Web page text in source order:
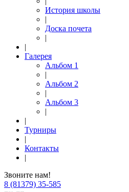
История школы
|
Доска почета
|
|
Галерея
Альбом 1
|
Альбом 2
|
Альбом 3
|
|
Турниры
|
Контакты
|
Звоните нам!
8 (81379) 35-585